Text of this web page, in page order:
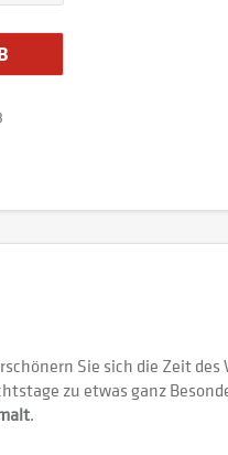
Sie sich die Zeit
zu etwas ganz
.